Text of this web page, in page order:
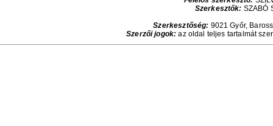
Szerkesztők: SZABÓ
Szerkesztőség: 9021 Győr,
Szerzői jogok: az oldal teljes tartalmát